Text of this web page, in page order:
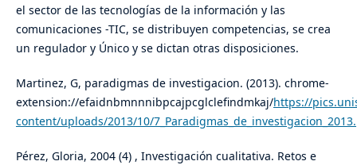
el sector de las tecnologías de la información y las
comunicaciones -TIC, se distribuyen competencias, se crea
un regulador y Único y se dictan otras disposiciones.
Martinez, G, paradigmas de investigacion. (2013). chrome-
extension://efaidnbmnnnibpcajpcglclefindmkaj/https://
content/uploads/2013/10/
Pérez, Gloria, 2004 (4) , Investigación cualitativa. Retos e